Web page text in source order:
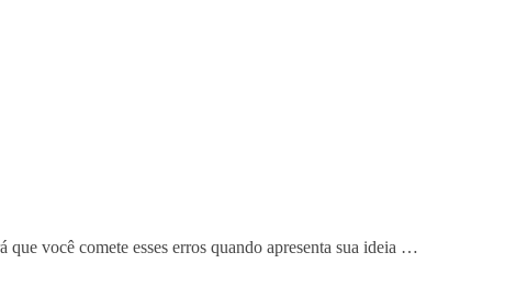
você comete esses erros quando apresenta sua ideia …